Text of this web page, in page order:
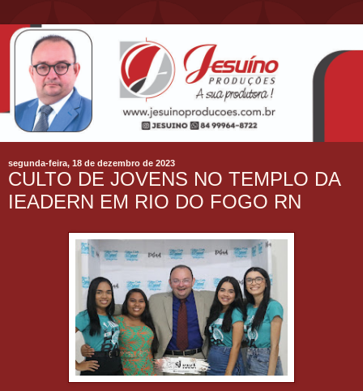
segunda-feira, 18 de dezembro de 2023
CULTO DE JOVENS NO TEMPLO DA
IEADERN EM RIO DO FOGO RN